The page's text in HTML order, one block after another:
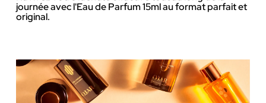
journée avec l'Eau de Parfum 15ml au format parfait et
original.